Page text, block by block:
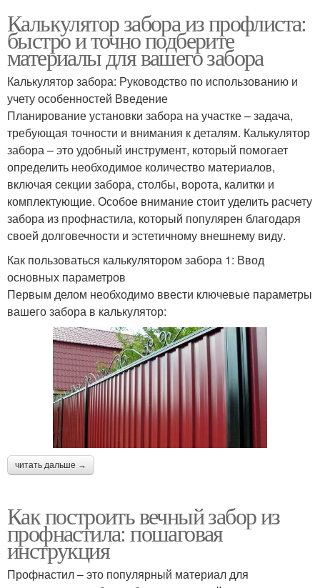
Калькулятор забора из профлиста:
быстро и точно подберите
материалы для вашего забора
Калькулятор забора: Руководство по использованию и
учету особенностей Введение
Планирование установки забора на участке – задача,
требующая точности и внимания к деталям. Калькулятор
забора – это удобный инструмент, который помогает
определить необходимое количество материалов,
включая секции забора, столбы, ворота, калитки и
комплектующие. Особое внимание стоит уделить расчету
забора из профнастила, который популярен благодаря
своей долговечности и эстетичному внешнему виду.
Как пользоваться калькулятором забора 1: Ввод
основных параметров
Первым делом необходимо ввести ключевые параметры
вашего забора в калькулятор:
читать дальше →
Как построить вечный забор из
профнастила: пошаговая
инструкция
Профнастил – это популярный материал для